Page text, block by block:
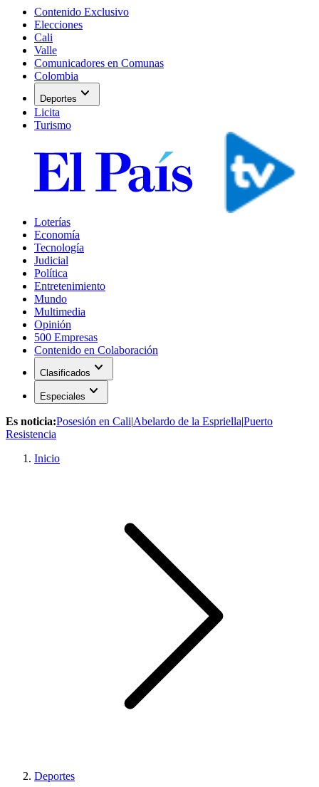
Contenido Exclusivo
Elecciones
Cali
Valle
Comunicadores en Comunas
Colombia
Deportes expand_more
Licita
Turismo
Loterías
Economía
Tecnología
Judicial
Política
Entretenimiento
Mundo
Multimedia
Opinión
500 Empresas
Contenido en Colaboración
Clasificados expand_more
Especiales expand_more
Es noticia:Posesión en Cali|Abelardo de la Espriella|Puerto
Resistencia
Inicio
Deportes